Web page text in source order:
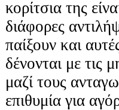
κορίτσια της
διάφορες
παίξουν και
δένονται με τις
μαζί τους
επιθυμία για